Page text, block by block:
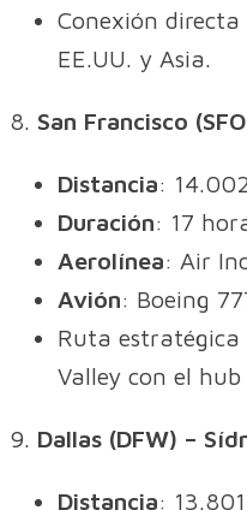
Conexión
EE.UU. y Asia.
8. San Francisco
Distancia:
Duración: 17
Aerolínea: Air
Avión: Boeing
Ruta
Valley con el
9. Dallas (DFW) –
Distancia: